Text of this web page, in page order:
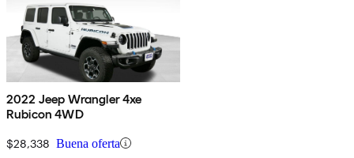
2022 Jeep Wrangler 4xe
Rubicon 4WD
$28,338 Buena oferta